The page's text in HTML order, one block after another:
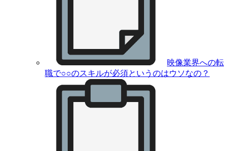
映像業界への転
職で○○のスキルが必須というのはウソなの？